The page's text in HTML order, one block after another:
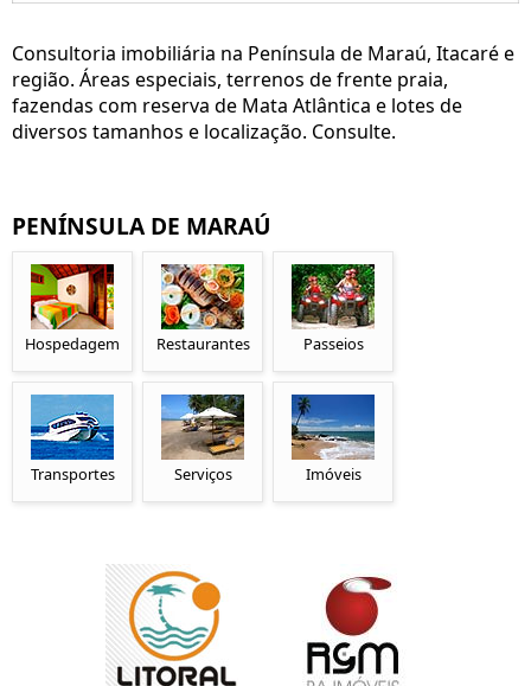
Consultoria imobiliária na Península de Maraú, Itacaré e
região. Áreas especiais, terrenos de frente praia,
fazendas com reserva de Mata Atlântica e lotes de
diversos tamanhos e localização. Consulte.
PENÍNSULA DE MARAÚ
Hospedagem Restaurantes Passeios
Transportes Serviços Imóveis